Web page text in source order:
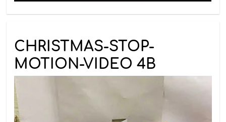
CHRISTMAS-STOP-
MOTION-VIDEO 4B